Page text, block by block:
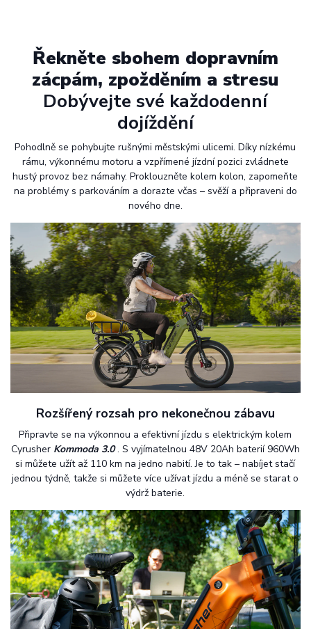
Řekněte sbohem dopravním
zácpám, zpožděním a stresu
Dobývejte své každodenní
dojíždění
Pohodlně se pohybujte rušnými městskými ulicemi. Díky nízkému
rámu, výkonnému motoru a vzpřímené jízdní pozici zvládnete
hustý provoz bez námahy. Proklouzněte kolem kolon, zapomeňte
na problémy s parkováním a dorazte včas – svěží a připraveni do
nového dne.
Rozšířený rozsah pro nekonečnou zábavu
Připravte se na výkonnou a efektivní jízdu s elektrickým kolem
Cyrusher Kommoda 3.0. S vyjímatelnou 48V 20Ah baterií 960Wh
si můžete užít až 110 km na jedno nabití. Je to tak – nabíjet stačí
jednou týdně, takže si můžete více užívat jízdu a méně se starat o
výdrž baterie.